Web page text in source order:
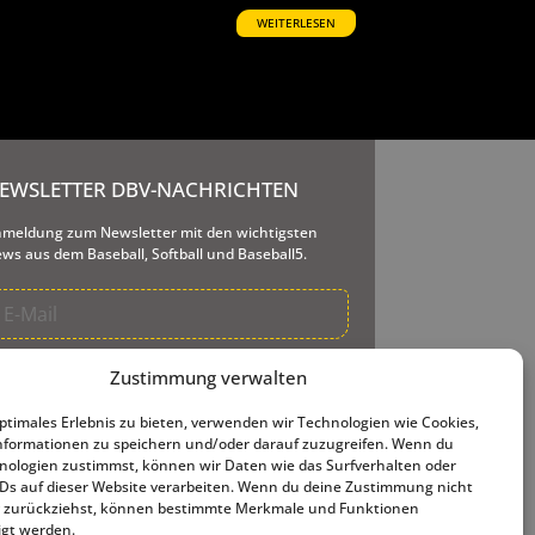
Zustimmung verwalten
Erlebnis zu bieten, verwenden wir Technologien wie Cookies,
zu speichern und/oder darauf zuzugreifen. Wenn du
zustimmst, können wir Daten wie das Surfverhalten oder
auf dieser Website verarbeiten. Wenn du deine Zustimmung nicht
können bestimmte Merkmale und Funktionen
werden.
WEITERLESEN
DBV-NACHRICHTEN
zum Newsletter mit den wichtigsten
aus dem Baseball, Softball und Baseball5.
E-Mail-Adresse wird nur dazu genutzt, Ihnen
Newsletter und Informationen über unsere
zu senden. Ihnen steht jederzeit der
zur Verfügung, den wir in jede
E-Mail einfügen.